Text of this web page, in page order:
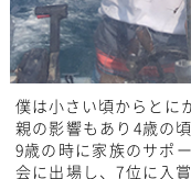
僕は小さい頃からとに
親の影響もあり4歳の
9歳の時に家族のサポ
会に出場し、7位に入